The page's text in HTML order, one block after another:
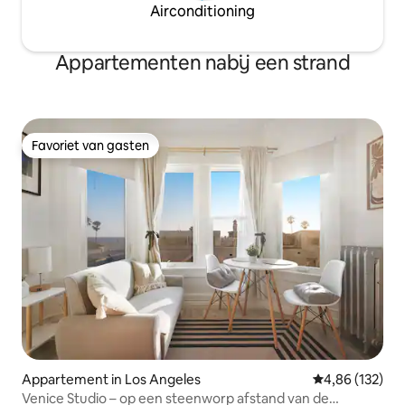
Airconditioning
Appartementen nabij een strand
Favoriet van gasten
Favoriet van gasten
Appartement in Los Angeles Gemiddelde
4,86 (132)
Venice Studio – op een steenworp afstand van de